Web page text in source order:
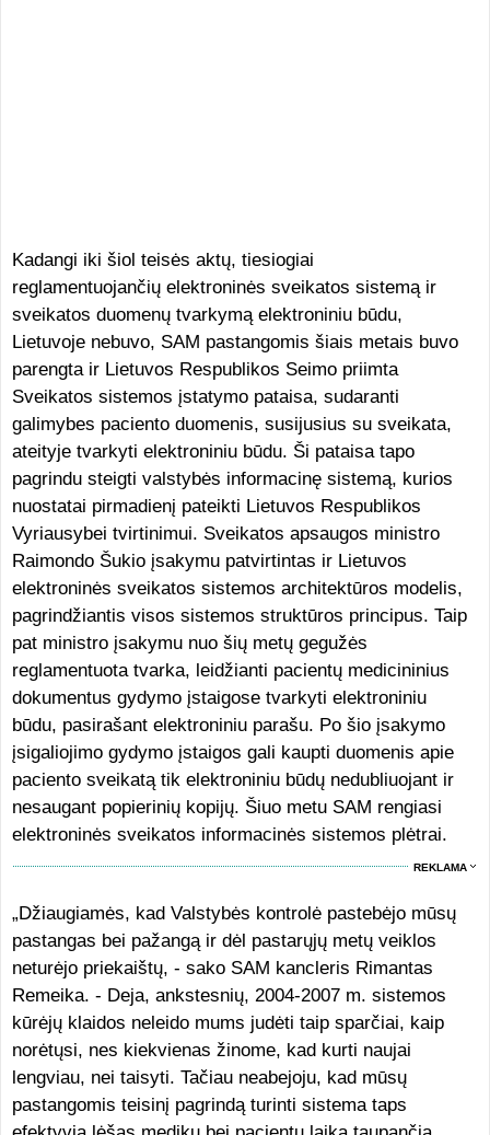
Kadangi iki šiol teisės aktų, tiesiogiai
reglamentuojančių elektroninės sveikatos sistemą ir
sveikatos duomenų tvarkymą elektroniniu būdu,
Lietuvoje nebuvo, SAM pastangomis šiais metais buvo
parengta ir Lietuvos Respublikos Seimo priimta
Sveikatos sistemos įstatymo pataisa, sudaranti
galimybes paciento duomenis, susijusius su sveikata,
ateityje tvarkyti elektroniniu būdu. Ši pataisa tapo
pagrindu steigti valstybės informacinę sistemą, kurios
nuostatai pirmadienį pateikti Lietuvos Respublikos
Vyriausybei tvirtinimui. Sveikatos apsaugos ministro
Raimondo Šukio įsakymu patvirtintas ir Lietuvos
elektroninės sveikatos sistemos architektūros modelis,
pagrindžiantis visos sistemos struktūros principus. Taip
pat ministro įsakymu nuo šių metų gegužės
reglamentuota tvarka, leidžianti pacientų medicininius
dokumentus gydymo įstaigose tvarkyti elektroniniu
būdu, pasirašant elektroniniu parašu. Po šio įsakymo
įsigaliojimo gydymo įstaigos gali kaupti duomenis apie
paciento sveikatą tik elektroniniu būdų nedubliuojant ir
nesaugant popierinių kopijų. Šiuo metu SAM rengiasi
elektroninės sveikatos informacinės sistemos plėtrai.
REKLAMA
„Džiaugiamės, kad Valstybės kontrolė pastebėjo mūsų
pastangas bei pažangą ir dėl pastarųjų metų veiklos
neturėjo priekaištų, - sako SAM kancleris Rimantas
Remeika. - Deja, ankstesnių, 2004-2007 m. sistemos
kūrėjų klaidos neleido mums judėti taip sparčiai, kaip
norėtųsi, nes kiekvienas žinome, kad kurti naujai
lengviau, nei taisyti. Tačiau neabejoju, kad mūsų
pastangomis teisinį pagrindą turinti sistema taps